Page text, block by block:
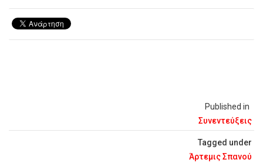
Published in
Συνεντεύξεις
Tagged under
Άρτεμις Σπανού